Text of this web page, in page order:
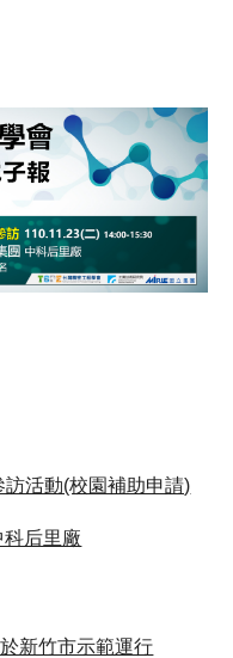
活動(校園補助申請)
后里廠
新竹市示範運行